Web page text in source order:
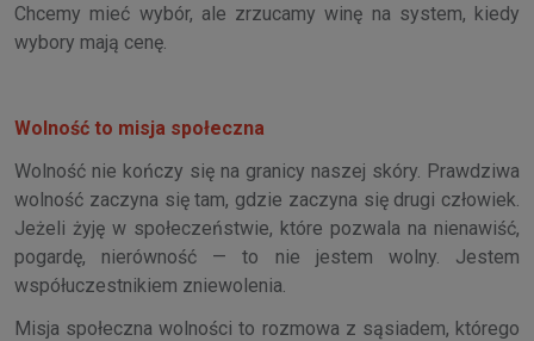
Chcemy mieć wybór, ale zrzucamy winę na system, kiedy
wybory mają cenę.
Wolność to misja społeczna
Wolność nie kończy się na granicy naszej skóry. Prawdziwa
wolność zaczyna się tam, gdzie zaczyna się drugi człowiek.
Jeżeli żyję w społeczeństwie, które pozwala na nienawiść,
pogardę, nierówność — to nie jestem wolny. Jestem
współuczestnikiem zniewolenia.
Misja społeczna wolności to rozmowa z sąsiadem, którego